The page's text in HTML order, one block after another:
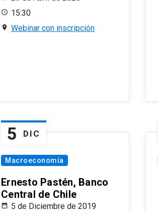
15:30
Webinar con inscripción
5 DIC
Macroeconomía
Ernesto Pastén, Banco
Central de Chile
5 de Diciembre de 2019